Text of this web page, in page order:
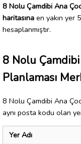
8 Nolu Çamdibi Ana
haritasına en yakın yer
hesaplanmıştır.
8 Nolu Çamdibi
Planlaması
8 Nolu Çamdibi Ana
aynı posta kodu olan
Yer Adı